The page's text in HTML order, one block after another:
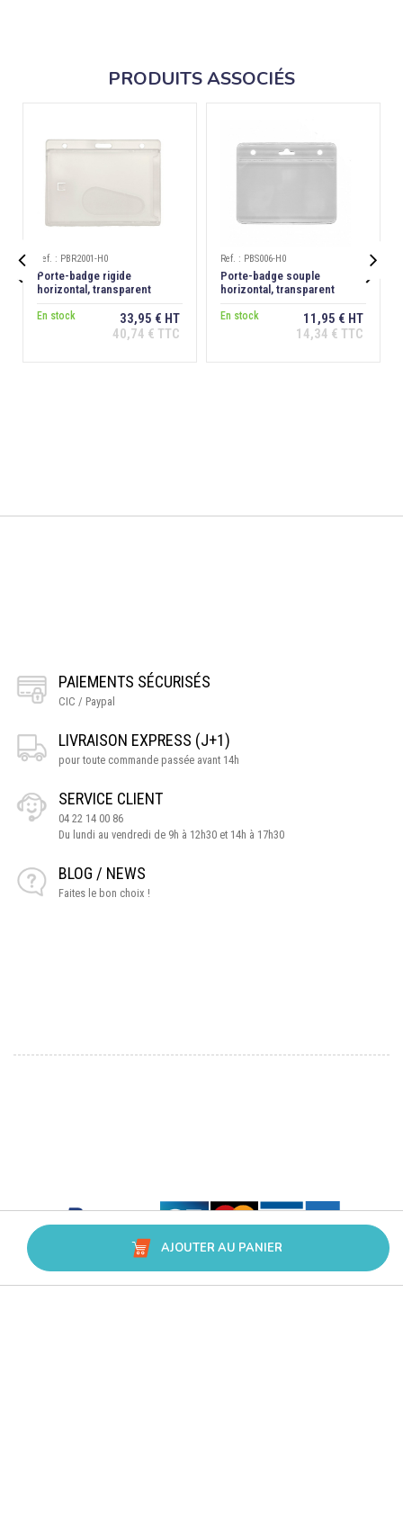
AJOUTER AU PANIER
PRODUITS ASSOCIÉS

Ref. : PBR2001-H0
Porte-badge rigide
horizontal, transparent
dos
En stock
33,95 € HT
40,74 € TTC
Ref. : PBS006-H0
Porte-badge souple
horizontal, transparent
En stock
11,95 € HT
14,34 € TTC

PAIEMENTS SÉCURISÉS
CIC / Paypal
LIVRAISON EXPRESS (J+1)
pour toute commande passée avant 14h
SERVICE CLIENT
04 22 14 00 86
Du lundi au vendredi de 9h à 12h30 et 14h à 17h30
BLOG / NEWS
Faites le bon choix !